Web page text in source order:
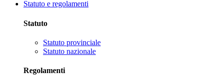
Statuto e regolamenti
Statuto
Statuto provinciale
Statuto nazionale
Regolamenti